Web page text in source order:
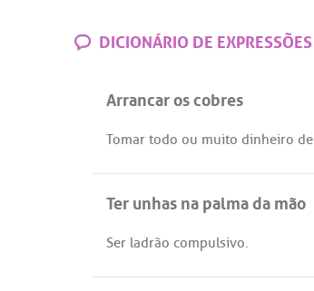
DICIONÁRIO DE EXPRESSÕES
Arrancar os cobres
Tomar todo ou muito dinheiro de
Ter unhas na palma da mão
Ser ladrão compulsivo.